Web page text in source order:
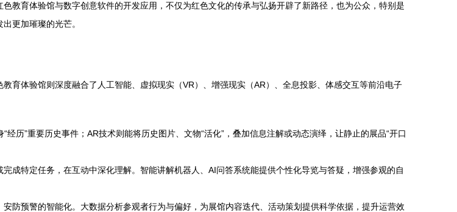
教育体验馆与数字创意软件的开发应用，不仅为红色文化的传承与弘扬开辟了新路径，也为公众，特别是
更加璀璨的光芒。
育体验馆则深度融合了人工智能、虚拟现实（VR）、增强现实（AR）、全息投影、体感交互等前沿电子
经历”重要历史事件；AR技术则能将历史图片、文物“活化”，叠加信息注解或动态演绎，让静止的展品“开口
成特定任务，在互动中深化理解。智能讲解机器人、AI问答系统能提供个性化导览与答疑，增强参观的自
防预警的智能化。大数据分析参观者行为与偏好，为展馆内容迭代、活动策划提供科学依据，提升运营效